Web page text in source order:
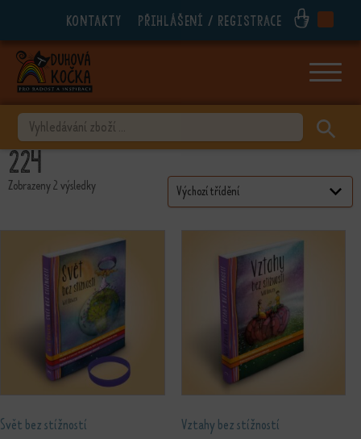
Kontakty Přihlášení / registrace
VYHLEDÁVÁNÍ
224
Zobrazeny 2 výsledky
Svět bez stížností Vztahy bez stížností